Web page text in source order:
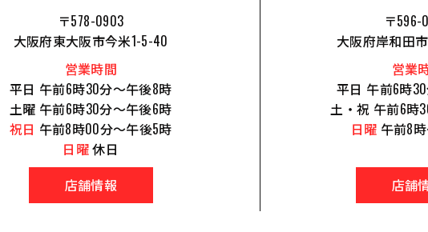
〒578-0903
大阪府東大阪市今米1-5-40
営業時間
平日 午前6時30分～午後8時
土曜 午前6時30分～午後6時
祝日 午前8時00分～午後5時
日曜休日
店舗情報
〒596-
大阪府岸和田
営業
平日 午前6時
土・祝 午前6時
日曜 午前8
店舗